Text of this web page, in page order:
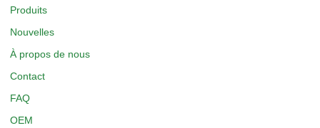
Produits
Nouvelles
À propos de nous
Contact
FAQ
OEM